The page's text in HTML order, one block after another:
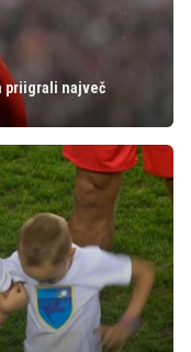
priigrali največ